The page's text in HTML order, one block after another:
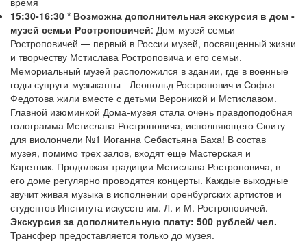
15:30-16:30 * Возможна дополнительная экскурсия в дом -
музей семьи Ростроповичей: Дом-музей семьи
Ростроповичей — первый в России музей, посвященный жизни
и творчеству Мстислава Ростроповича и его семьи.
Мемориальный музей расположился в здании, где в военные
годы супруги-музыканты - Леопольд Ростропович и Софья
Федотова жили вместе с детьми Вероникой и Мстиславом.
Главной изюминкой Дома-музея стала очень правдоподобная
голограмма Мстислава Ростроповича, исполняющего Сюиту
для виолончели №1 Иоганна Себастьяна Баха! В состав
музея, помимо трех залов, входят еще Мастерская и
Каретник. Продолжая традиции Мстислава Ростроповича, в
его доме регулярно проводятся концерты. Каждые выходные
звучит живая музыка в исполнении оренбургских артистов и
студентов Института искусств им. Л. и М. Ростроповичей.
Экскурсия за дополнительную плату: 500 рублей/ чел.
Трансфер предоставляется только до музея.